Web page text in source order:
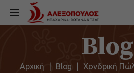
Blog
Αρχική Blog
Χονδρική